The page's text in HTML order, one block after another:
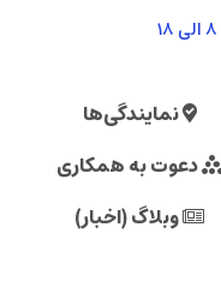
نمایندگی‌ها
دعوت به همکاری
وبلاگ (اخبار)